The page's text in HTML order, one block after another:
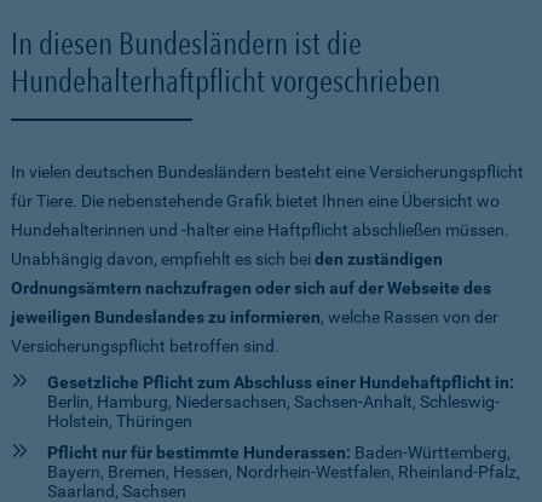
In diesen Bundesländern ist die
Hundehalterhaftpflicht vorgeschrieben
In vielen deutschen Bundesländern besteht eine Versicherungspflicht
für Tiere. Die nebenstehende Grafik bietet Ihnen eine Übersicht wo
Hundehalterinnen und -halter eine Haftpflicht abschließen müssen.
Unabhängig davon, empfiehlt es sich beiden zuständigen
Ordnungsämtern nachzufragen oder sich auf der Webseite des
jeweiligen Bundeslandes zu informieren, welche Rassen von der
Versicherungspflicht betroffen sind.
Gesetzliche Pflicht zum Abschluss einer Hundehaftpflicht in:
Berlin, Hamburg, Niedersachsen, Sachsen-Anhalt, Schleswig-
Holstein, Thüringen
Pflicht nur für bestimmte Hunderassen: Baden-Württemberg,
Bayern, Bremen, Hessen, Nordrhein-Westfalen, Rheinland-Pfalz,
Saarland, Sachsen